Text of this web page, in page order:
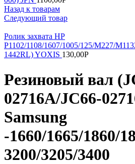
Назад к товарам
Следующий товар
Ролик захвата HP
P1102/1108/1607/1005/125/M227/
1442RL) YOXIS 130,00Р
Резиновый вал
02716A/JC66-
Samsung
-1660/1665/1860/
3200/3205/3400